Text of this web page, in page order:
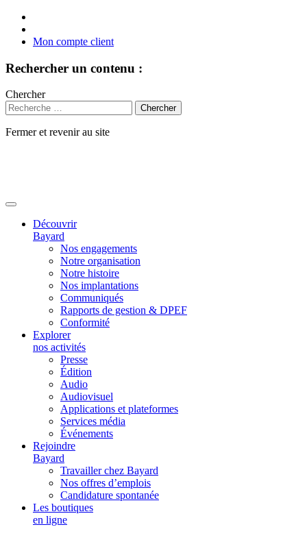
Mon compte client
Rechercher un contenu :
Chercher
Fermer et revenir au site
Découvrir
Bayard
Nos engagements
Notre organisation
Notre histoire
Nos implantations
Communiqués
Rapports de gestion & DPEF
Conformité
Explorer
nos activités
Presse
Édition
Audio
Audiovisuel
Applications et plateformes
Services média
Événements
Rejoindre
Bayard
Travailler chez Bayard
Nos offres d’emplois
Candidature spontanée
Les boutiques
en ligne